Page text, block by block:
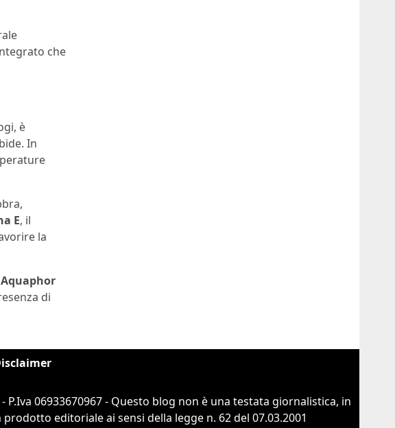
che
è
In
E, il
la
Aquaphor
di
06933670967 - Questo blog non è una testata giornalistica, in
editoriale ai sensi della legge n. 62 del 07.03.2001